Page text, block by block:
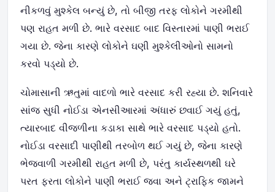
નીકળવું મુશ્કેલ બન્યું છે, તો બીજી તરફ લોકોને ગરમીથી
પણ રાહત મળી છે. ભારે વરસાદ બાદ વિસ્તારમાં પાણી ભરાઈ
ગયા છે. જેના કારણે લોકોને ઘણી મુશ્કેલીઓનો સામનો
કરવો પડ્યો છે.
ચોમાસાની ઋતુમાં વાદળો ભારે વરસાદ કરી રહ્યા છે. શનિવારે
સાંજ સુધી નોઈડા એનસીઆરમાં અંધારું છવાઈ ગયું હતું,
ત્યારબાદ વીજળીના કડાકા સાથે ભારે વરસાદ પડ્યો હતો.
નોઈડા વરસાદી પાણીથી તરબોળ થઈ ગયું છે, જેના કારણે
ભેજવાળી ગરમીથી રાહત મળી છે, પરંતુ કાર્યસ્થળથી ઘરે
પરત ફરતા લોકોને પાણી ભરાઈ જવા અને ટ્રાફિક જામને